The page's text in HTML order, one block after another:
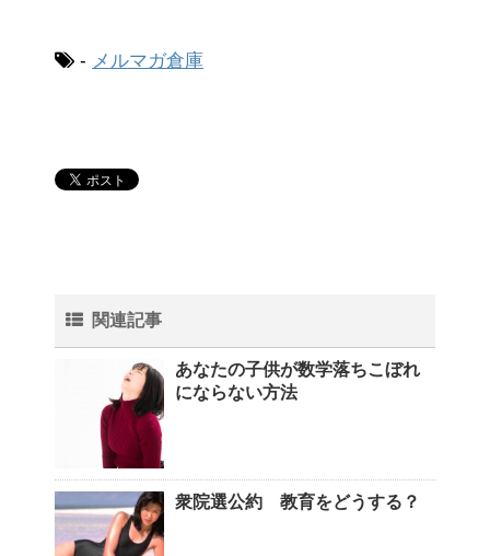
- メルマガ倉庫
関連記事
あなたの子供が数学落ちこぼれ
にならない方法
衆院選公約 教育をどうする？